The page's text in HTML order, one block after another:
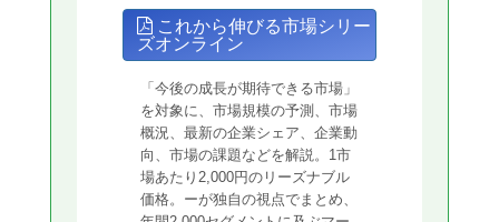
これから伸びる市場シリー
ズオンライン
「今後の成長が期待できる市場」
を対象に、市場規模の予測、市場
概況、最新の企業シェア、企業動
向、市場の課題などを解説。1市
場あたり2,000円のリーズナブル
価格。ーが独自の視点でまとめ、